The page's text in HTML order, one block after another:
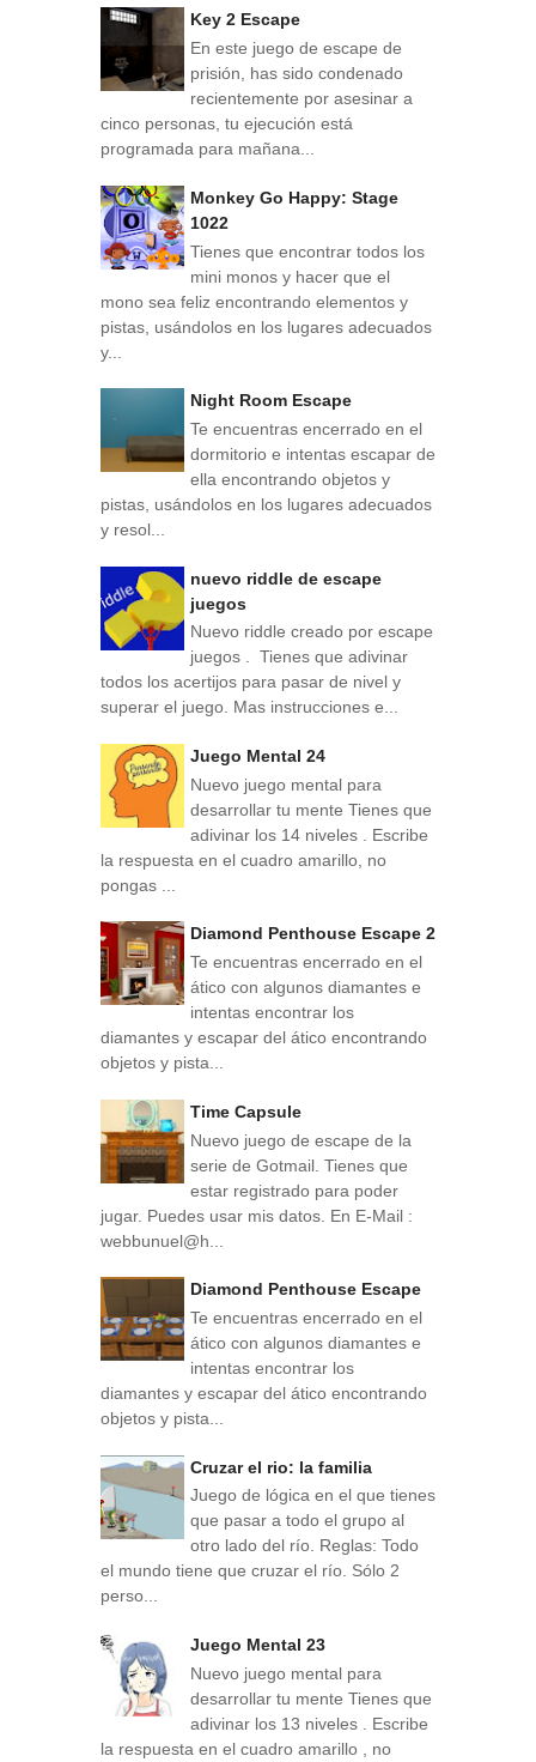
Key 2 Escape
En este juego de escape de
prisión, has sido condenado
recientemente por asesinar a
cinco personas, tu ejecución está
programada para mañana...
Monkey Go Happy: Stage
1022
Tienes que encontrar todos los
mini monos y hacer que el
mono sea feliz encontrando elementos y
pistas, usándolos en los lugares adecuados
y...
Night Room Escape
Te encuentras encerrado en el
dormitorio e intentas escapar de
ella encontrando objetos y
pistas, usándolos en los lugares adecuados
y resol...
nuevo riddle de escape
juegos
Nuevo riddle creado por escape
juegos . Tienes que adivinar
todos los acertijos para pasar de nivel y
superar el juego. Mas instrucciones e...
Juego Mental 24
Nuevo juego mental para
desarrollar tu mente Tienes que
adivinar los 14 niveles . Escribe
la respuesta en el cuadro amarillo, no
pongas ...
Diamond Penthouse Escape 2
Te encuentras encerrado en el
ático con algunos diamantes e
intentas encontrar los
diamantes y escapar del ático encontrando
objetos y pista...
Time Capsule
Nuevo juego de escape de la
serie de Gotmail. Tienes que
estar registrado para poder
jugar. Puedes usar mis datos. En E-Mail :
webbunuel@h...
Diamond Penthouse Escape
Te encuentras encerrado en el
ático con algunos diamantes e
intentas encontrar los
diamantes y escapar del ático encontrando
objetos y pista...
Cruzar el rio: la familia
Juego de lógica en el que tienes
que pasar a todo el grupo al
otro lado del río. Reglas: Todo
el mundo tiene que cruzar el río. Sólo 2
perso...
Juego Mental 23
Nuevo juego mental para
desarrollar tu mente Tienes que
adivinar los 13 niveles . Escribe
la respuesta en el cuadro amarillo , no